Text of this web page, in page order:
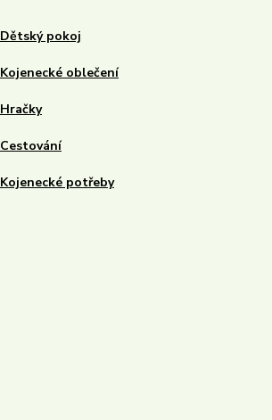
Dětský pokoj
Kojenecké oblečení
Hračky
Cestování
Kojenecké potřeby